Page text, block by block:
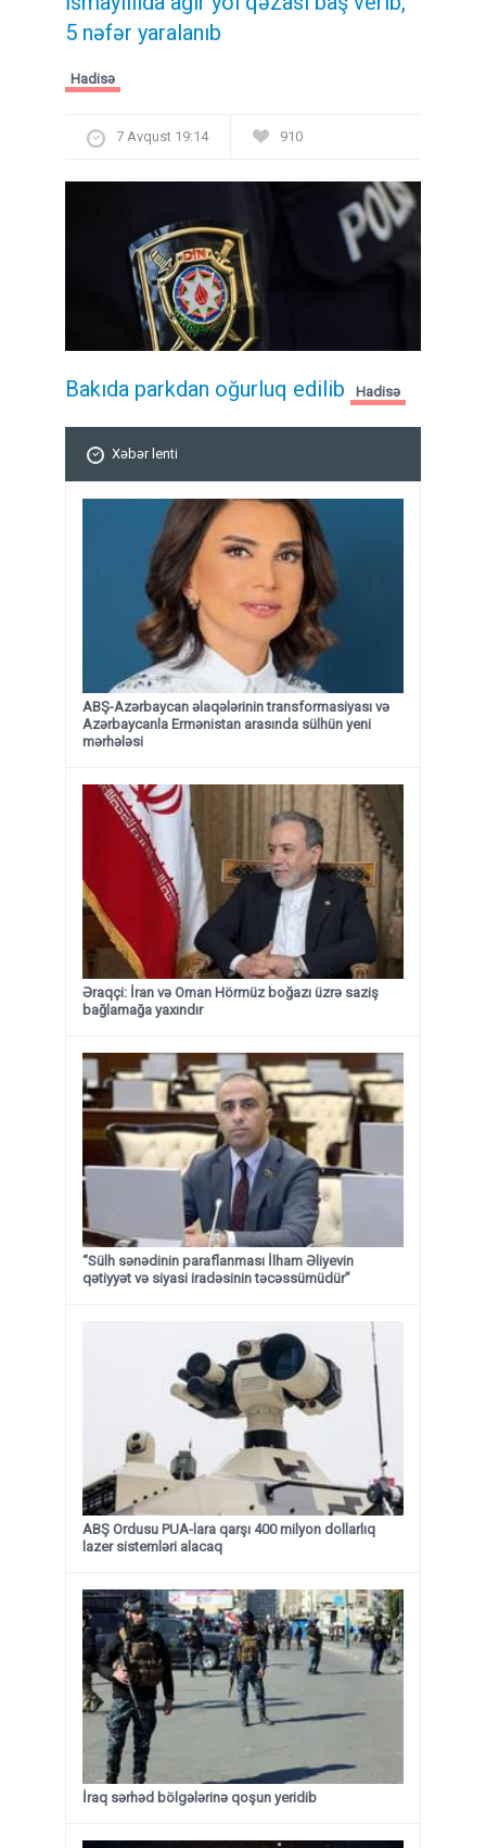
5 nəfər yaralanıb
Hadisə
7 Avqust 19:14 910
Bakıda parkdan oğurluq edilib Hadisə
Xəbər lenti
ABŞ-Azərbaycan əlaqələrinin transformasiyası və
Azərbaycanla Ermənistan arasında sülhün yeni
mərhələsi
Əraqçi: İran və Oman Hörmüz boğazı üzrə saziş
bağlamağa yaxındır
“Sülh sənədinin paraflanması İlham Əliyevin
qətiyyət və siyasi iradəsinin təcəssümüdür”
ABŞ Ordusu PUA-lara qarşı 400 milyon dollarlıq
lazer sistemləri alacaq
İraq sərhəd bölgələrinə qoşun yeridib